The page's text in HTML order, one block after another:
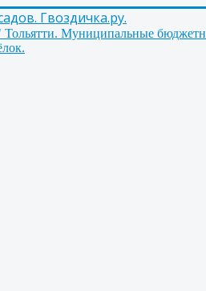
Гвоздичка.ру.
Муниципальные